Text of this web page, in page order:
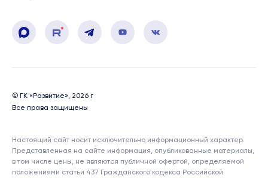
© ГК «Развитие», 2026 г
Все права защищены
Настоящий сайт носит исключительно информационный характер.
Представленная на сайте информация, опубликованные материалы,
в том числе цены, не являются публичной офертой, определяемой
положениями статьи 437 Гражданского кодекса Российской